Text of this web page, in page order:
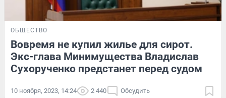
ОБЩЕСТВО
Вовремя не купил жилье для сирот.
Экс-глава Минимущества Владислав
Сухорученко предстанет перед судом
10 ноября, 2023, 14:24 2 440 Обсудить